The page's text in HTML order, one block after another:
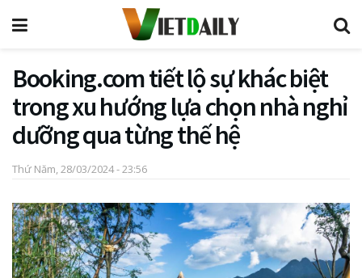
Booking.com tiết lộ sự khác biệt
trong xu hướng lựa chọn nhà nghỉ
dưỡng qua từng thế hệ
Thứ Năm, 28/03/2024 - 23:56